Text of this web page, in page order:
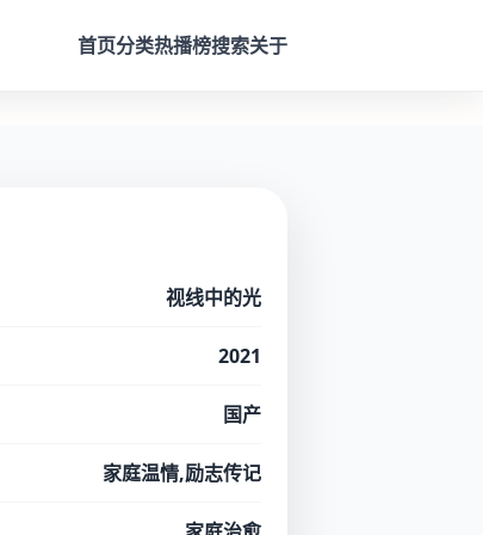
首页分类热播榜搜索关于
视线中的光
2021
国产
家庭温情,励志传记